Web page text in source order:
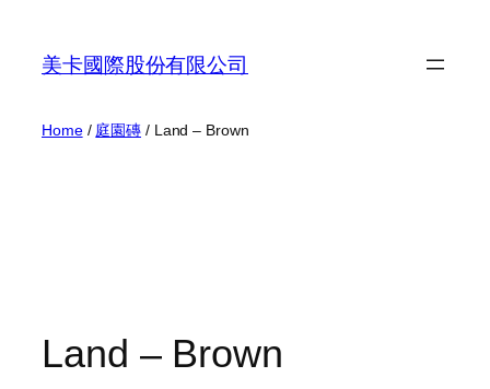
content
美卡國際股份有限公司
Home/ 庭園磚 / Land – Brown
Land – Brown